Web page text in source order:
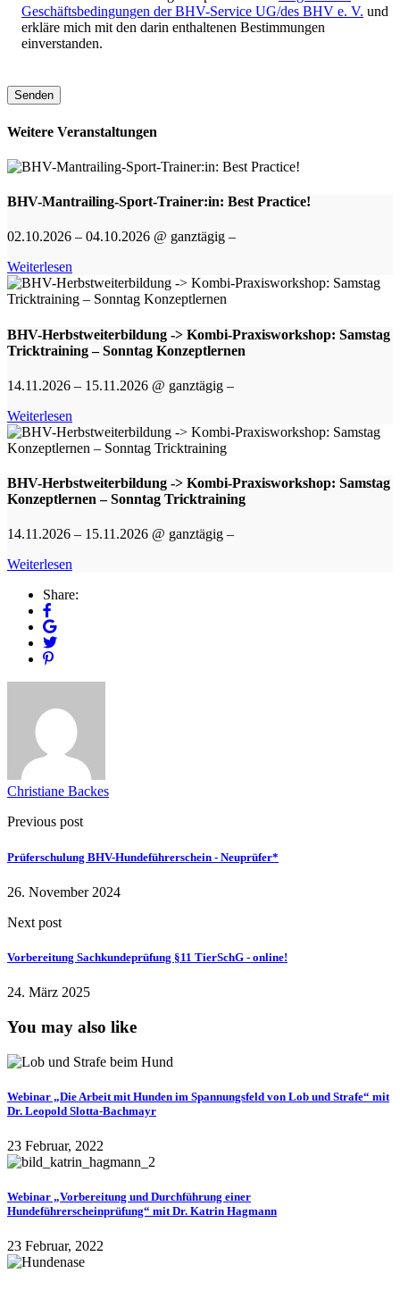
Geschäftsbedingungen der BHV-Service UG/des BHV e. V. und
erkläre mich mit den darin enthaltenen Bestimmungen
einverstanden.
lasse
Feld
Weitere Veranstaltungen
BHV-Mantrailing-Sport-Trainer:in: Best Practice!
02.10.2026 – 04.10.2026 @ ganztägig –
Weiterlesen
BHV-Herbstweiterbildung -> Kombi-Praxisworkshop: Samstag
Tricktraining – Sonntag Konzeptlernen
14.11.2026 – 15.11.2026 @ ganztägig –
Weiterlesen
BHV-Herbstweiterbildung -> Kombi-Praxisworkshop: Samstag
Konzeptlernen – Sonntag Tricktraining
14.11.2026 – 15.11.2026 @ ganztägig –
Weiterlesen
Share:
Christiane Backes
Previous post
Prüferschulung BHV-Hundeführerschein - Neuprüfer*
26. November 2024
Next post
Vorbereitung Sachkundeprüfung §11 TierSchG - online!
24. März 2025
You may also like
Webinar „Die Arbeit mit Hunden im Spannungsfeld von Lob und Strafe“ mit
Dr. Leopold Slotta-Bachmayr
23 Februar, 2022
Webinar „Vorbereitung und Durchführung einer
Hundeführerscheinprüfung“ mit Dr. Katrin Hagmann
23 Februar, 2022